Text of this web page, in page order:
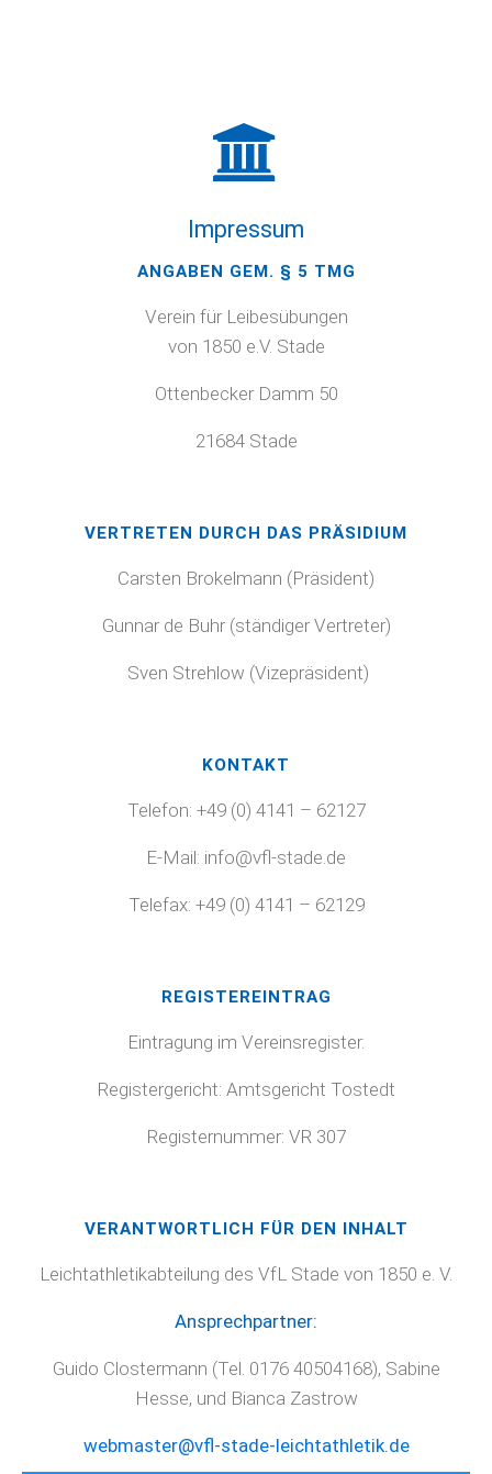
Impressum
ANGABEN GEM. § 5 TMG
Verein für Leibesübungen
von 1850 e.V. Stade
Ottenbecker Damm 50
21684 Stade
VERTRETEN DURCH DAS PRÄSIDIUM
Carsten Brokelmann (Präsident)
Gunnar de Buhr (ständiger Vertreter)
Sven Strehlow (Vizepräsident)
KONTAKT
Telefon: +49 (0) 4141 – 62127
E-Mail: info@vfl-stade.de
Telefax: +49 (0) 4141 – 62129
REGISTEREINTRAG
Eintragung im Vereinsregister.
Registergericht: Amtsgericht Tostedt
Registernummer: VR 307
VERANTWORTLICH FÜR DEN INHALT
Leichtathletikabteilung des VfL Stade von 1850 e. V.
Ansprechpartner:
Guido Clostermann (Tel. 0176 40504168), Sabine
Hesse, und Bianca Zastrow
webmaster@vfl-stade-leichtathletik.de